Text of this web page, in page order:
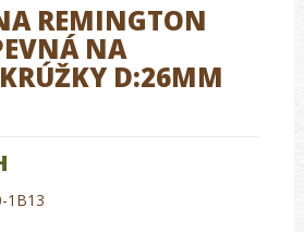
REMINGTON
NA
D:26MM
1B13